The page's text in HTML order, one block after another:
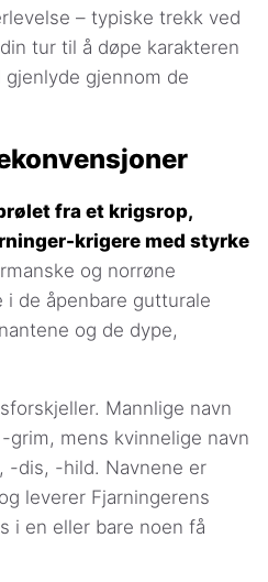
– typiske trekk ved
tur til å døpe karakteren
gjennom de
fra et krigsrop,
krigere med styrke
og norrøne
de åpenbare gutturale
og de dype,
Mannlige navn
mens kvinnelige navn
-dis, -hild. Navnene er
leverer Fjarningerens
i en eller bare noen få